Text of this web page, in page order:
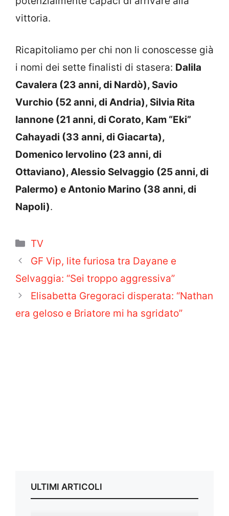
vittoria.
Ricapitoliamo per chi non li conoscesse già
i nomi dei sette finalisti di stasera: Dalila
Cavalera (23 anni, di Nardò), Savio
Vurchio (52 anni, di Andria), Silvia Rita
Iannone (21 anni, di Corato, Kam “Eki”
Cahayadi (33 anni, di Giacarta),
Domenico Iervolino (23 anni, di
Ottaviano), Alessio Selvaggio (25 anni, di
Palermo) e Antonio Marino (38 anni, di
Napoli).
Categorie
TV
GF Vip, lite furiosa tra Dayane e
Selvaggia: “Sei troppo aggressiva”
Elisabetta Gregoraci disperata: “Nathan
era geloso e Briatore mi ha sgridato”
ULTIMI ARTICOLI